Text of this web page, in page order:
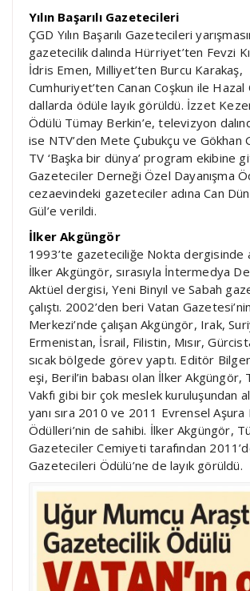
Yılın Başarılı Gazetecileri
ÇGD Yılın Başarılı Gazetecileri
gazetecilik dalında Hürriyet’ten Fevzi
İdris Emen, Milliyet’ten Burcu Karakaş,
Cumhuriyet’ten Canan Coşkun ile Hazal
dallarda ödüle layık görüldü. İzzet
Ödülü Tümay Berkin’e, televizyon
ise NTV’den Mete Çubukçu ve Gökhan
TV ‘Başka bir dünya’ program ekibine
Gazeteciler Derneği Özel Dayanışma
cezaevindeki gazeteciler adına Can
Gül’e verildi.
İlker Akgüngör
1993’te gazeteciliğe Nokta dergisinde
İlker Akgüngör, sırasıyla İntermedya
Aktüel dergisi, Yeni Binyıl ve Sabah
çalıştı. 2002’den beri Vatan
Merkezi’nde çalışan Akgüngör, Irak,
Ermenistan, İsrail, Filistin, Mısır,
sıcak bölgede görev yaptı. Editör
eşi, Beril’in babası olan İlker Akgüngör,
Vakfı gibi bir çok meslek kuruluşundan
yanı sıra 2010 ve 2011 Evrensel Aşura
Ödülleri’nin de sahibi. İlker Akgüngör,
Gazeteciler Cemiyeti tarafından 2011’de
Gazetecileri Ödülü’ne de layık görüldü.